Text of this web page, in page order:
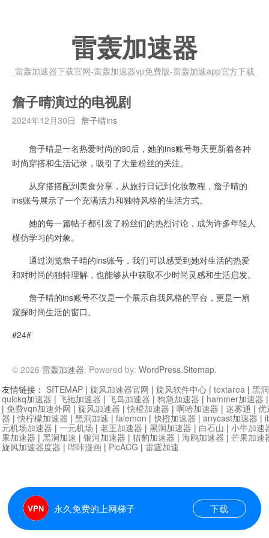
雷轰加速器
雷轰加速器下载官网-雷轰加速器vp免费版-雷轰加速app官方下载
詹子晴演过的电视剧
2024年12月30日 詹子晴ins
詹子晴是一名热爱时尚的90后，她的ins账号每天更新着各种
时尚穿搭和生活记录，吸引了大量粉丝的关注。
从穿搭搭配到美食分享，从旅行日记到化妆教程，詹子晴的
ins账号展示了一个充满活力和独特风格的生活方式。
她的每一篇帖子都引发了粉丝们的热烈讨论，成为许多年轻人
模仿学习的对象。
通过浏览詹子晴的ins账号，我们可以感受到她对生活的热爱
和对时尚的独特理解，也能够从中获取不少时尚灵感和生活启发。
詹子晴的ins账号不仅是一个展示自我风格的平台，更是一扇
窥探时尚生活的窗口。
#24#
© 2026 雷轰加速器. Powered by: WordPress.Sitemap.
永久免费的上网梯子 下载
友情链接： SITEMAP | 旋风加速器官网 | 旋风软件中心 | textarea | 黑
quickq加速器 | 飞驰加速器 | 飞鸟加速器 | 狗急加速器 | hammer加速器
| 免费vqn加速外网 | 旋风加速器 |快橙加速器 | 啊哈加速器 | 迷雾通 | 优
器 |快柠檬加速器 | 黑洞加速 | falemon |快橙加速器 | anycast加速器 |
元机场加速器 | 一元机场 | 老王加速器 | 黑洞加速器 | 白石山 | 小牛加速
果加速器 | 黑洞加速 | 银河加速器 | 猎豹加速器 | 海鸥加速器 | 芒果加速
旋风加速器度器 | 哔咔漫画 | PicACG | 雷霆加速